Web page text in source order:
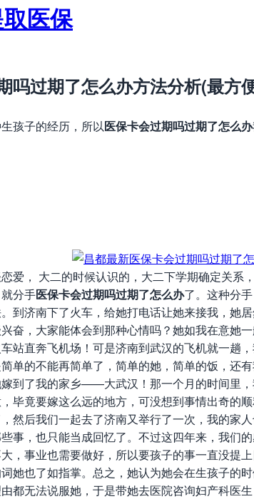
医保
吗过期了怎么办方法分析(最方
孩子的经历，所以医保卡会过期吗过期了怎么办
， 大二的时候认识的，大二下学期确定关系
分手医保卡会过期吗过期了怎么办了。这种分
到济南下了火车，给她打电话让她来接我，她
，大家能体会到那种心情吗？她如我在意她一
站直奔飞机场！可是济南到武汉的飞机就一趟
单的不能再简单了，简单的她，简单的饭，还有
了我的家乡——大武汉！那一个月的时间里，
毕竟要嫁这么远的地方，可没想到事情出奇的
然后我们一起去了济南又举行了一次，我的家
，也只能当成回忆了。不过这四年来，我们
，事业也需要做好，所以要孩子的事一直没提
她也了如指掌。总之，她认为她会在生孩子的
无法说服她，于是带她去医院咨询妇产科医